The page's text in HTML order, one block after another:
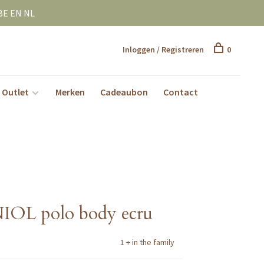
EN NL
Outlet Merken Cadeaubon Contact
Inloggen / Registreren 0
polo body ecru
1 + in the family